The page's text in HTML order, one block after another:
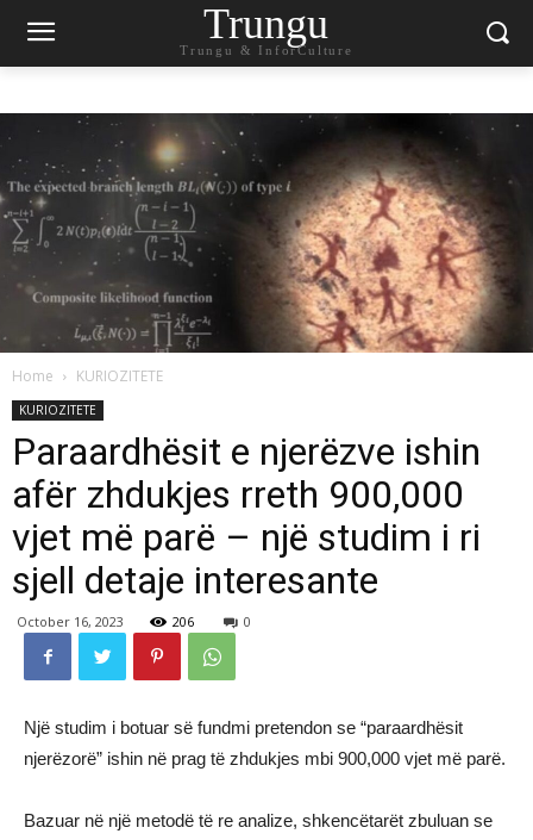
Trungu
Trungu & InforCulture
Home KURIOZITETE
KURIOZITETE
Paraardhësit e njerëzve ishin
afër zhdukjes rreth 900,000
vjet më parë – një studim i ri
sjell detaje interesante
October 16, 2023 206 0
Një studim i botuar së fundmi pretendon se “paraardhësit
njerëzorë” ishin në prag të zhdukjes mbi 900,000 vjet më parë.
Bazuar në një metodë të re analize, shkencëtarët zbuluan se